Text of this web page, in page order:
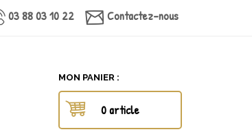
03 88 03 10 22 Contactez-nous
MON PANIER :
0 article